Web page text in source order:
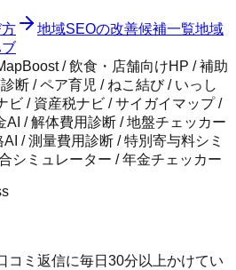
地域SEOの改善候補一覧地域
/ 飲食・店舗向けHP / 補助
断 / ペア育児 / ねこ結び / いっし
ビ / 資産税ナビ / サイガイマップ /
AI / 解体費用診断 / 地盤チェッカー
/ 測量費用診断 / 特別寄与料シミ
シミュレーター / 年金チェッカー
コミ返信に毎日30分以上かけてい